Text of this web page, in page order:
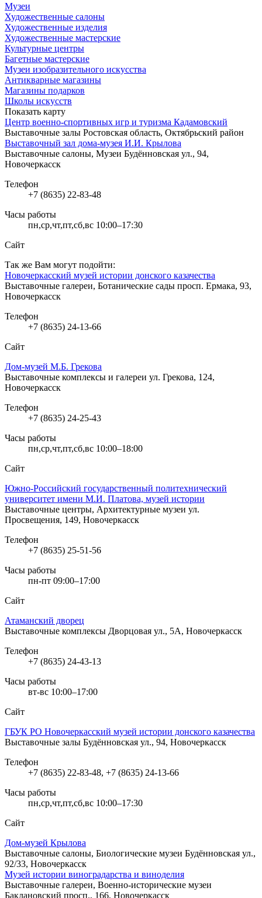
Музеи
Художественные салоны
Художественные изделия
Художественные мастерские
Культурные центры
Багетные мастерские
Музеи изобразительного искусства
Антикварные магазины
Магазины подарков
Школы искусств
Показать карту
Центр военно-спортивных игр и туризма Кадамовский
Выставочные залы Ростовская область, Октябрьский район
Выставочный зал дома-музея И.И. Крылова
Выставочные салоны, Музеи Будённовская ул., 94,
Новочеркасск
Телефон
+7 (8635) 22-83-48
Часы работы
пн,ср,чт,пт,сб,вс 10:00–17:30
Сайт
Так же Вам могут подойти:
Новочеркасский музей истории донского казачества
Выставочные галереи, Ботанические сады просп. Ермака, 93,
Новочеркасск
Телефон
+7 (8635) 24-13-66
Сайт
Дом-музей М.Б. Грекова
Выставочные комплексы и галереи ул. Грекова, 124,
Новочеркасск
Телефон
+7 (8635) 24-25-43
Часы работы
пн,ср,чт,пт,сб,вс 10:00–18:00
Сайт
Южно-Российский государственный политехнический
университет имени М.И. Платова, музей истории
Выставочные центры, Архитектурные музеи ул.
Просвещения, 149, Новочеркасск
Телефон
+7 (8635) 25-51-56
Часы работы
пн-пт 09:00–17:00
Сайт
Атаманский дворец
Выставочные комплексы Дворцовая ул., 5А, Новочеркасск
Телефон
+7 (8635) 24-43-13
Часы работы
вт-вс 10:00–17:00
Сайт
ГБУК РО Новочеркасский музей истории донского казачества
Выставочные залы Будённовская ул., 94, Новочеркасск
Телефон
+7 (8635) 22-83-48, +7 (8635) 24-13-66
Часы работы
пн,ср,чт,пт,сб,вс 10:00–17:30
Сайт
Дом-музей Крылова
Выставочные салоны, Биологические музеи Будённовская ул.,
92/33, Новочеркасск
Музей истории виноградарства и виноделия
Выставочные галереи, Военно-исторические музеи
Баклановский просп., 166, Новочеркасск